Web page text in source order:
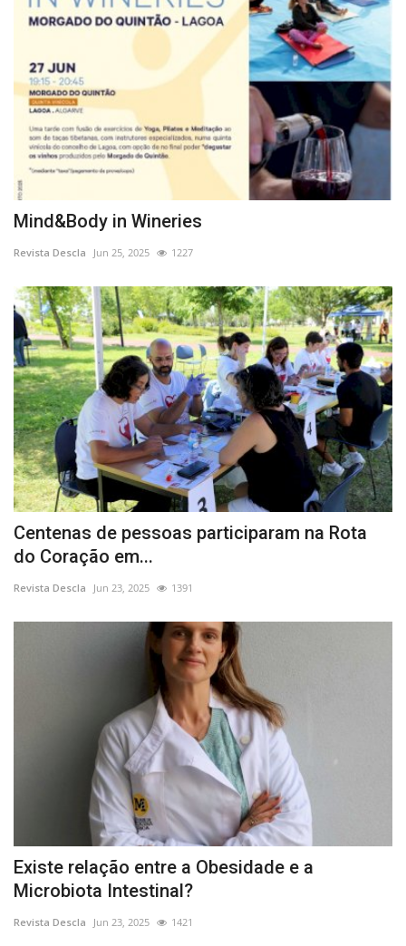
Mind&Body in Wineries
Revista Descla Jun 25, 2025 1227
Centenas de pessoas participaram na Rota
do Coração em...
Revista Descla Jun 23, 2025 1391
Existe relação entre a Obesidade e a
Microbiota Intestinal?
Revista Descla Jun 23, 2025 1421